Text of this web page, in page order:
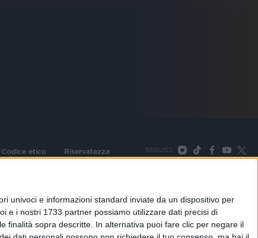
univoci e informazioni standard inviate da un dispositivo per
e i nostri 1733 partner possiamo utilizzare dati precisi di
finalità sopra descritte. In alternativa puoi fare clic per negare il
Codice etico Riservatezza SEGUICI
Monzese (Mi) |Tel. +39 02 254441 | Fax +39
TORNA SU